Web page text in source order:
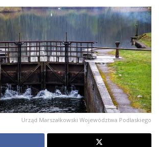
Urząd Marszałkowski Województwa Podlaskiego